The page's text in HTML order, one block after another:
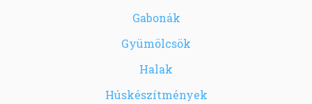
Gabonák
Gyümölcsök
Halak
Húskészítmények